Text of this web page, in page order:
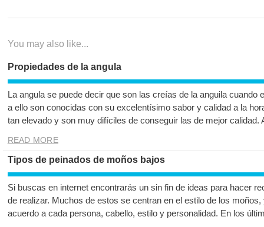
You may also like...
Propiedades de la angula
La angula se puede decir que son las creías de la anguila cuando
a ello son conocidas con su excelentísimo sabor y calidad a la
tan elevado y son muy difíciles de conseguir las de mejor
READ MORE
Tipos de peinados de moños bajos
Si buscas en internet encontrarás un sin fin de ideas para hacer
de realizar. Muchos de estos se centran en el estilo de los
acuerdo a cada persona, cabello, estilo y personalidad. En los